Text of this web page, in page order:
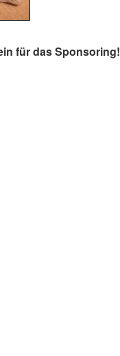
für das Sponsoring!